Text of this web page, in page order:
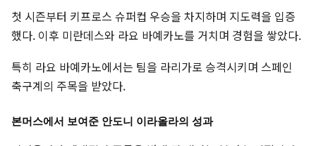
첫 시즌부터 키프로스 슈퍼컵 우승을 차지하며 지도력을 입증
했다. 이후 미란데스와 라요 바예카노를 거치며 경험을 쌓았다.
특히 라요 바예카노에서는 팀을 라리가로 승격시키며 스페인
축구계의 주목을 받았다.
본머스에서 보여준 안도니 이라올라의 성과